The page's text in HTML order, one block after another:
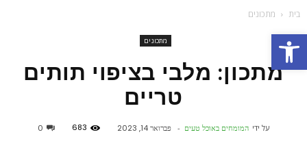
פתח סרגל נגישות
בית מתכונים
מתכונים
מתכון: מלבי בציפוי תותים
טריים
על ידי המומחים באוכל טעים - פברואר 14, 2023 683
0